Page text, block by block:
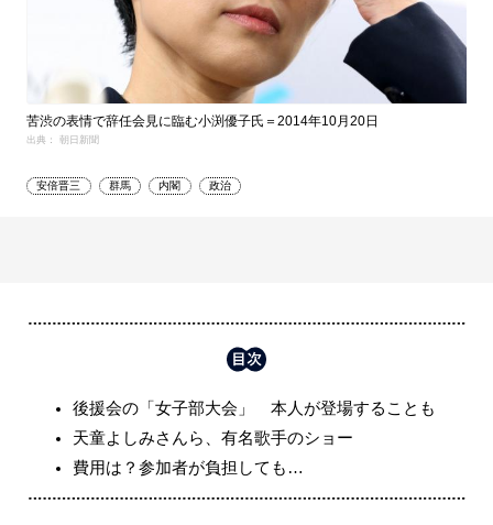
苦渋の表情で辞任会見に臨む小渕優子氏＝2014年10月20日
出典： 朝日新聞
安倍晋三 群馬 内閣 政治
後援会の「女子部大会」 本人が登場することも
天童よしみさんら、有名歌手のショー
費用は？参加者が負担しても…